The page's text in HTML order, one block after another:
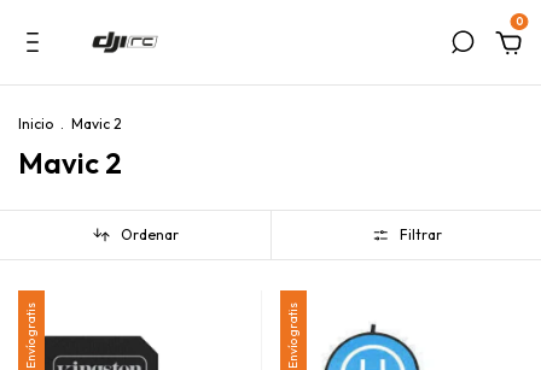
0
Inicio . Mavic 2
Mavic 2
Ordenar Filtrar
Envío gratis Envío gratis